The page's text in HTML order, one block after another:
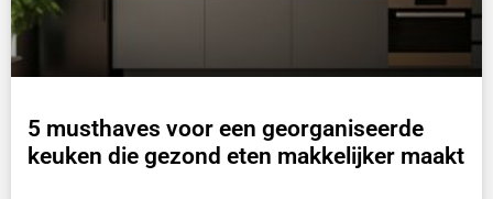
5 musthaves voor een georganiseerde
keuken die gezond eten makkelijker maakt